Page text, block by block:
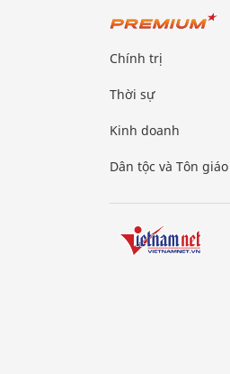
Chính trị
Thời sự
Kinh doanh
Dân tộc và Tôn giáo